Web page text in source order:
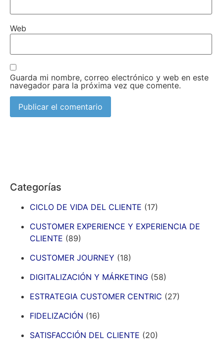
Web
Guarda mi nombre, correo electrónico y web en este
navegador para la próxima vez que comente.
Categorías
CICLO DE VIDA DEL CLIENTE (17)
CUSTOMER EXPERIENCE Y EXPERIENCIA DE
CLIENTE (89)
CUSTOMER JOURNEY (18)
DIGITALIZACIÓN Y MÁRKETING (58)
ESTRATEGIA CUSTOMER CENTRIC (27)
FIDELIZACIÓN (16)
SATISFACCIÓN DEL CLIENTE (20)